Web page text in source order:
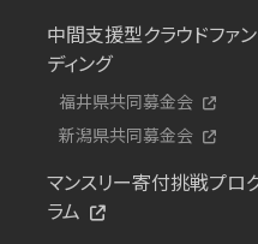
中間支援型クラウドファン
ディング
福井県共同募金会
新潟県共同募金会
マンスリー寄付挑戦プロ
ラム